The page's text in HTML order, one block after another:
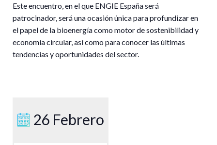
Este encuentro, en el que ENGIE España será
patrocinador, será una ocasión única para profundizar en
el papel de la bioenergía como motor de sostenibilidad y
economía circular, así como para conocer las últimas
tendencias y oportunidades del sector.
26 Febrero